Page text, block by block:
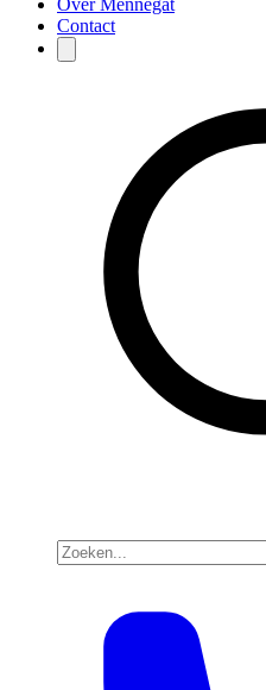
Over Mennegat
Contact